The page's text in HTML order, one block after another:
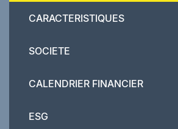
CARACTERISTIQUES
SOCIETE
CALENDRIER FINANCIER
ESG